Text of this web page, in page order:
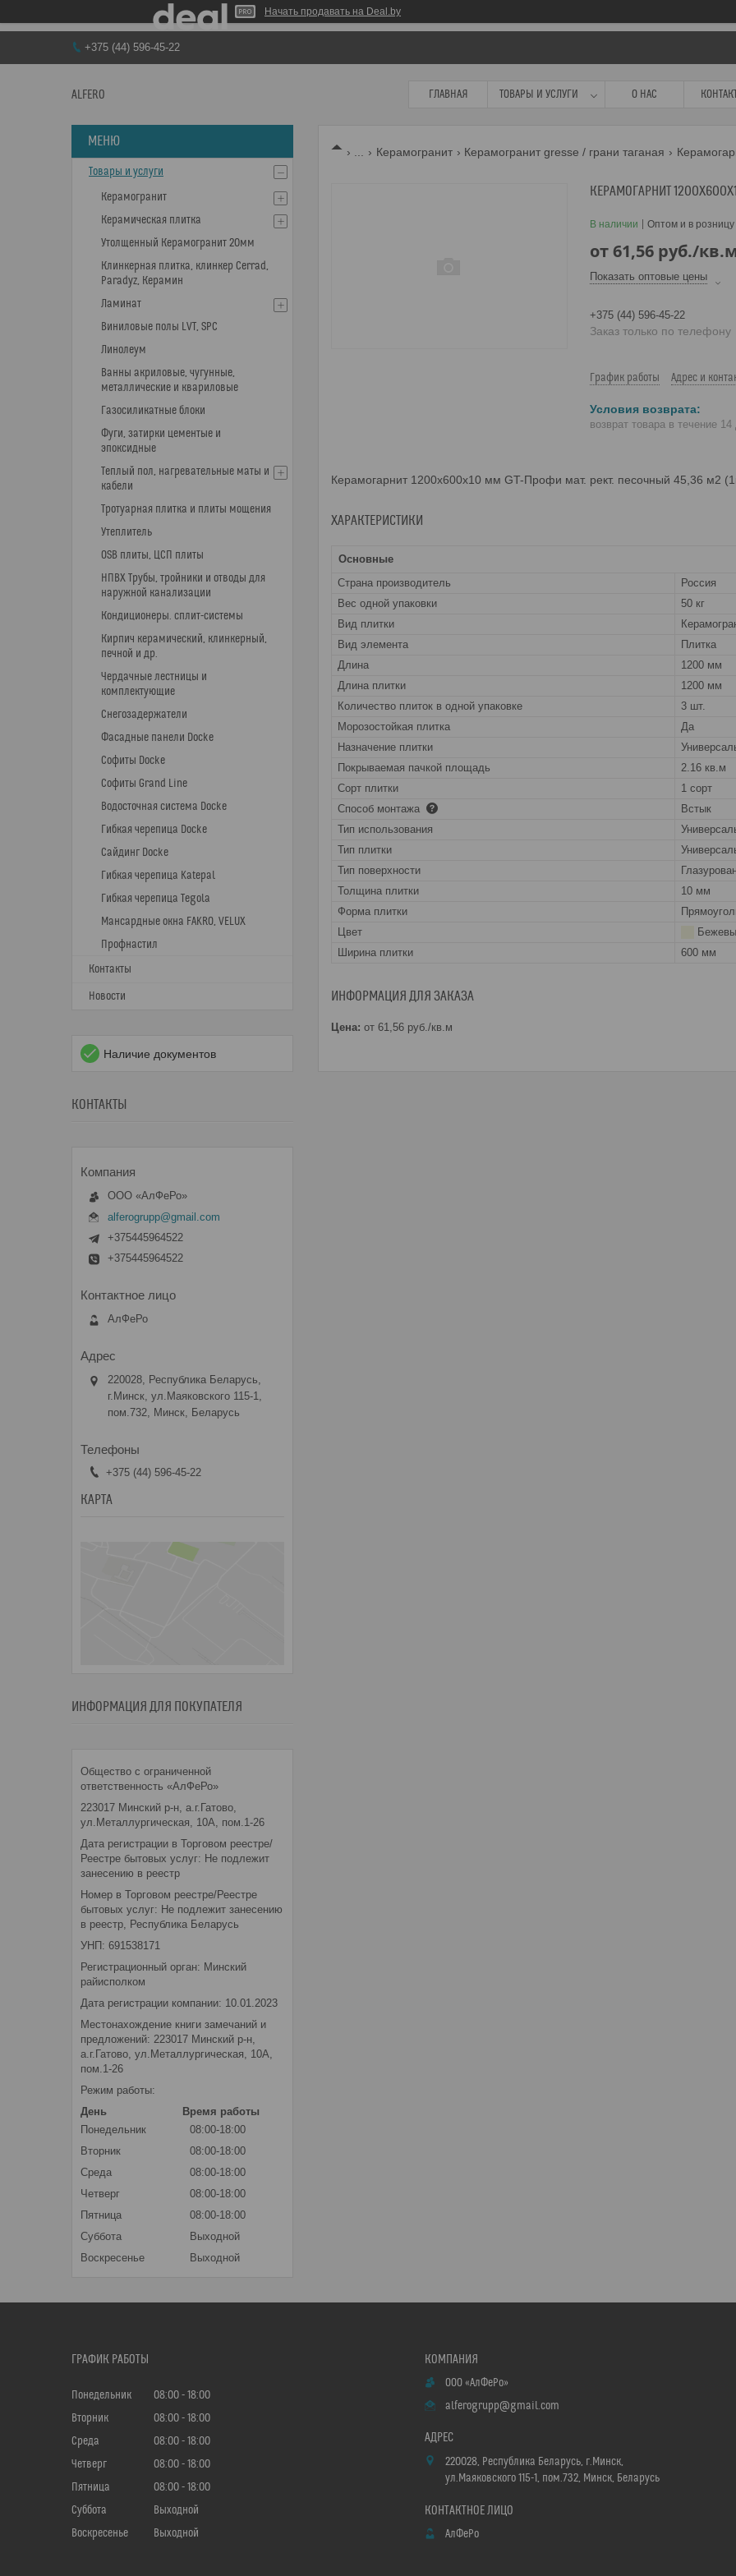
Начать продавать на Deal.by
+375 (44) 596-45-22
ALFERO ГЛАВНАЯ ТОВАРЫ И УСЛУГИ О НАС
Керамогранит Керамогранит gresse / грани таганая
КЕРАМОГАРНИТ
В наличии Оптом и в розницу
от61,56 руб./
Показать оптовые цены
+375 (44) 596-45-22
Заказ только по телефону
График работы Адрес и
возврат товара в течение 14
Керамогарнит 1200х600х10 мм GT-Профи мат. рект. песочный 45,36 м2
ХАРАКТЕРИСТИКИ
Основные
Страна производитель
Россия
Вес одной упаковки
50 кг
Вид плитки
Вид элемента
Плитка
Длина
1200 мм
Длина плитки
1200 мм
Количество плиток в одной упаковке
3 шт.
Морозостойкая плитка
Да
Назначение плитки
Покрываемая пачкой площадь
2.16 кв.м
Сорт плитки
1 сорт
Способ монтажа
Встык
Тип использования
Тип плитки
Тип поверхности
Толщина плитки
10 мм
Форма плитки
Цвет
Ширина плитки
600 мм
ИНФОРМАЦИЯ ДЛЯ ЗАКАЗА
Цена: от 61,56 руб./кв.м
Товары и услуги
Керамогранит
Керамическая плитка
Утолщенный Керамогранит 20мм
Клинкерная плитка, клинкер Cerrad,
Paradyz, Керамин
Ламинат
Виниловые полы LVT, SPC
Линолеум
Ванны акриловые, чугунные,
металлические и квариловые
Газосиликатные блоки
Фуги, затирки цементые и
эпоксидные
Теплый пол, нагревательные маты и
кабели
Тротуарная плитка и плиты мощения
Утеплитель
OSB плиты, ЦСП плиты
НПВХ Трубы, тройники и отводы для
наружной канализации
Кондиционеры. сплит-системы
Кирпич керамический, клинкерный,
печной и др.
Чердачные лестницы и
комплектующие
Снегозадержатели
Фасадные панели Docke
Софиты Docke
Софиты Grand Line
Водосточная система Docke
Гибкая черепица Docke
Сайдинг Docke
Гибкая черепица Katepal
Гибкая черепица Tegola
Мансардные окна FAKRO, VELUX
Профнастил
Контакты
Новости
Наличие документов
КОНТАКТЫ
ООО «АлФеРо»
alferogrupp@gmail.com
+375445964522
+375445964522
АлФеРо
220028, Республика Беларусь,
г.Минск, ул.Маяковского 115-1,
пом.732, Минск, Беларусь
+375 (44) 596-45-22
КАРТА
ИНФОРМАЦИЯ ДЛЯ ПОКУПАТЕЛЯ
Общество с ограниченной
ответственность «АлФеРо»
223017 Минский р-н, а.г.Гатово,
ул.Металлургическая, 10А, пом.1-26
Дата регистрации в Торговом реестре/
Реестре бытовых услуг: Не подлежит
занесению в реестр
Номер в Торговом реестре/Реестре
бытовых услуг: Не подлежит занесению
в реестр, Республика Беларусь
УНП: 691538171
Регистрационный орган: Минский
райисполком
Дата регистрации компании: 10.01.2023
Местонахождение книги замечаний и
предложений: 223017 Минский р-н,
а.г.Гатово, ул.Металлургическая, 10А,
пом.1-26
Режим работы:
День
Время работы
Понедельник
08:00-18:00
Вторник
08:00-18:00
Среда
08:00-18:00
Четверг
08:00-18:00
Пятница
08:00-18:00
Суббота
Выходной
Воскресенье
Выходной
ГРАФИК РАБОТЫ
Понедельник 08:00
18:00
Вторник
08:00
18:00
Среда
08:00
18:00
Четверг
08:00
18:00
Пятница
08:00
18:00
Суббота
Выходной
Воскресенье
Выходной
ООО «АлФеРо»
alferogrupp@gmail.com
220028, Республика Беларусь, г.Минск,
ул.Маяковского 115-1, пом.732, Минск, Беларусь
АлФеРо